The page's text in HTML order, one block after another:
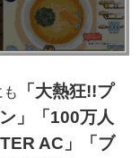
「大熱狂!!プ
」「100万人
AC」「ブ